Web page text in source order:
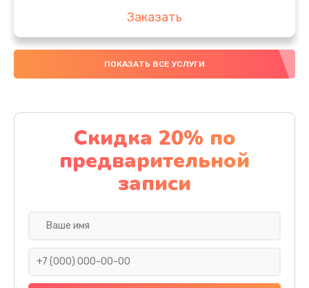
Заказать
Замена аккумулятора
4000 руб.
Замена материнской платы
1100 руб.
Заказать
Замена праймера
ПОКАЗАТЬ ВСЕ УСЛУГИ
Скидка 20% по
предварительной
записи